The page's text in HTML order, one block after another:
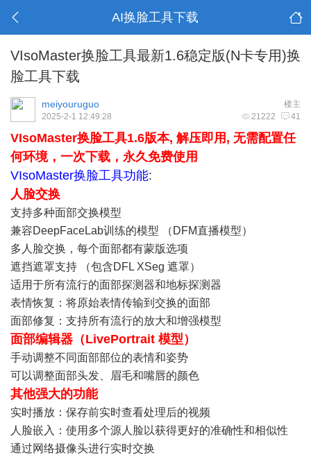
AI换脸工具下载
VIsoMaster换脸工具最新1.6稳定版(N卡专用)换
脸工具下载
楼主
meiyouruguo
21222 41
2025-2-1 12:49:28
VIsoMaster换脸工具1.6版本, 解压即用, 无需配置任
何环境，一次下载，永久免费使用
VIsoMaster换脸工具功能:
人脸交换
支持多种面部交换模型
兼容DeepFaceLab训练的模型 （DFM直播模型）
多人脸交换，每个面部都有蒙版选项
遮挡遮罩支持 （包含DFL XSeg 遮罩）
适用于所有流行的面部探测器和地标探测器
表情恢复：将原始表情传输到交换的面部
面部修复：支持所有流行的放大和增强模型
面部编辑器（LivePortrait 模型）
手动调整不同面部部位的表情和姿势
可以调整面部头发、眉毛和嘴唇的颜色
其他强大的功能
实时播放：保存前实时查看处理后的视频
人脸嵌入：使用多个源人脸以获得更好的准确性和相似性
通过网络摄像头进行实时交换